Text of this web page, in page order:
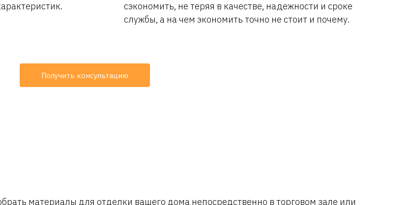
сэкономить, не теряя в качестве, надежности и сроке
службы, а на чем экономить точно не стоит и почему.
Получить консультацию
материалы для отделки вашего дома непосредственно в торговом зале или